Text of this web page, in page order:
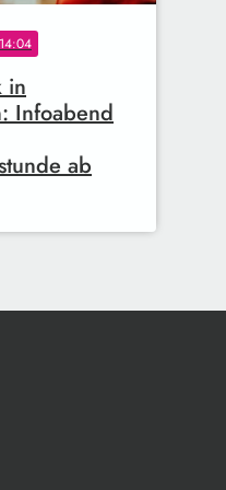
in
Infoabend
ab